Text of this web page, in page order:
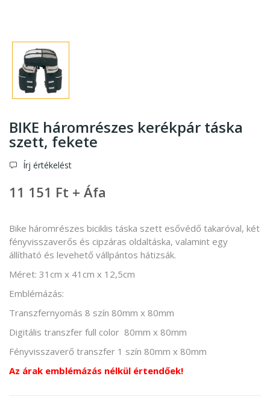
BIKE háromrészes kerékpár táska
szett, fekete
Írj értékelést
11 151 Ft + Áfa
Bike háromrészes biciklis táska szett esővédő takaróval, két
fényvisszaverős és cipzáras oldaltáska, valamint egy
állítható és levehető vállpántos hátizsák.
Méret: 31cm x 41cm x 12,5cm
Emblémázás:
Transzfernyomás 8 szín 80mm x 80mm
Digitális transzfer full color 80mm x 80mm
Fényvisszaverő transzfer 1 szín 80mm x 80mm
Az árak emblémázás nélkül értendőek!